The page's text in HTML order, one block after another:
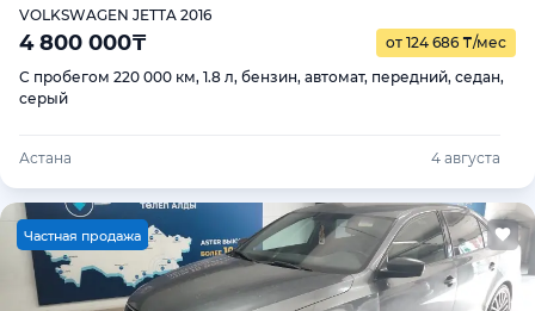
VOLKSWAGEN JETTA 2016
4 800 000₸ от 124 686 ₸/мес
С пробегом 220 000 км, 1.8 л, бензин, автомат, передний, седан,
серый
Астана 4 августа
Частная продажа